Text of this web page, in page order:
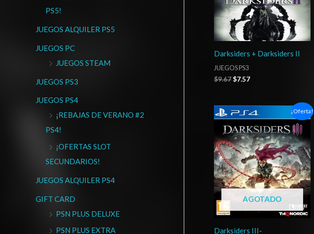
PS5!
JUEGOS ALQUILER PS5
JUEGOS PC
JUEGOS STEAM
JUEGOS PS3
JUEGOS PS4
¡REBAJAS DE VERANO #2
PS4!
¡OFERTAS SLOT
SECUNDARIOS!
JUEGOS ALQUILER PS4
GIFT CARD
PSN PLUS DELUXE
PSN PLUS EXTRA
Darksiders + Darksiders II
JUEGOS PS3
$9.67$7.57
¡Oferta!
AGOTADO
Darksiders III-
Rango
de
precios:
desde
$5.00
hasta
$7.00